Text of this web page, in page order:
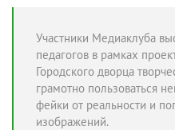
Участники Медиаклуба
педагогов в рамках
Городского дворца
грамотно пользоваться
фейки от реальности и
изображений.